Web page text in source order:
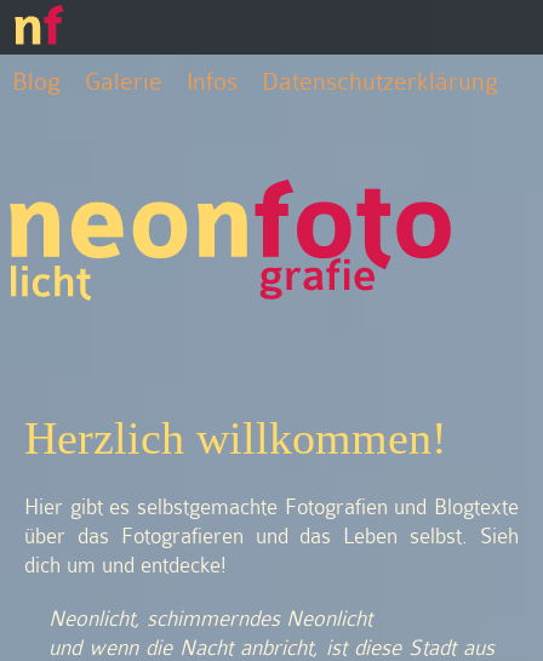
Blog Galerie Infos Datenschutzerklärung
Herzlich willkommen!
Hier gibt es selbstgemachte Fotografien und Blogtexte
über das Fotografieren und das Leben selbst. Sieh
dich um und entdecke!
Neonlicht, schimmerndes Neonlicht
und wenn die Nacht anbricht, ist diese Stadt aus